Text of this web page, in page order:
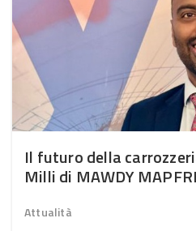
Il futuro della
Milli di MAWDY
Attualità